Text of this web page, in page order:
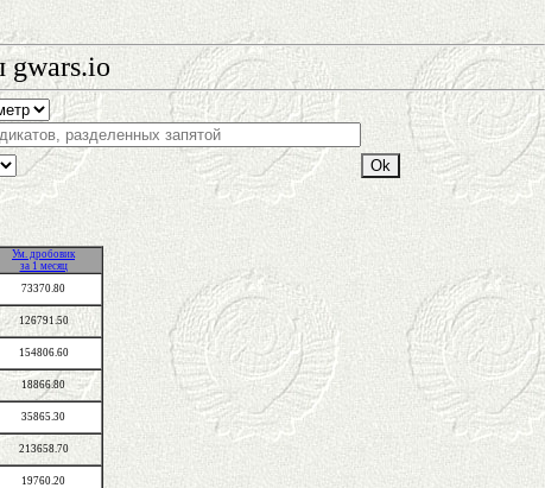
gwars.io
Ум. дробовик
за 1 месяц
73370.80
126791.50
154806.60
18866.80
35865.30
213658.70
19760.20